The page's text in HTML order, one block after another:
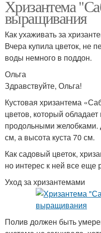
Хризантема
выращивания
Как ухаживать за
Вчера купила цветок, не
воды немного в поддон.
Ольга
Здравствуйте, Ольга!
Кустовая хризантема
цветов, который
продольными желобками.
см, а высота куста 70 см.
Как садовый цветок,
но интерес к ней все еще
Уход за хризантемами
Полив должен быть